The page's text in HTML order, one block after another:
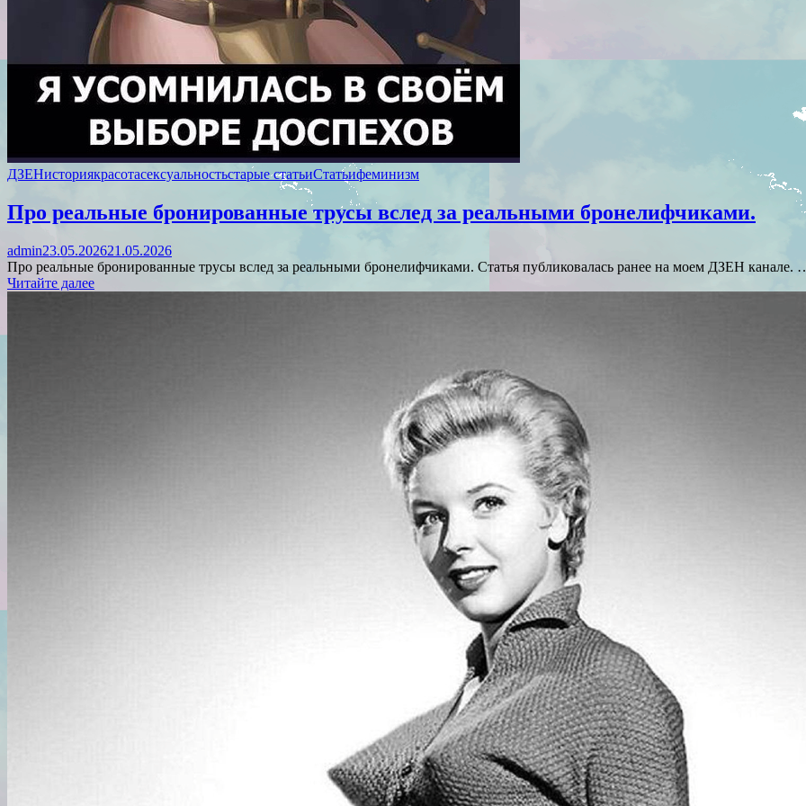
ДЗЕНисториякрасотасексуальностьстарые статьиСтатьифеминизм
Про реальные бронированные трусы вслед за реальными бронелифчиками.
admin23.05.202621.05.2026
Про реальные бронированные трусы вслед за реальными бронелифчиками. Статья публиковалась ранее на моем ДЗЕН канале.
Читайте далее